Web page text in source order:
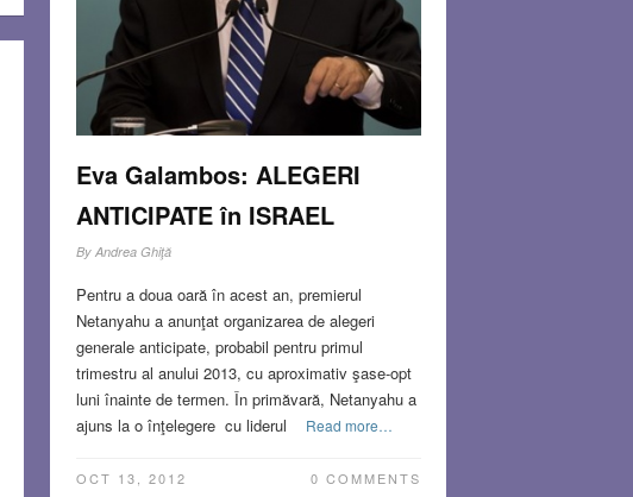
Eva Galambos: ALEGERI
ANTICIPATE în ISRAEL
By Andrea Ghiţă
Pentru a doua oară în acest an, premierul
Netanyahu a anunţat organizarea de alegeri
generale anticipate, probabil pentru primul
trimestru al anului 2013, cu aproximativ şase-opt
luni înainte de termen. În primăvară, Netanyahu a
ajuns la o înţelegere cu liderul
Read more…
OCT 13, 2012 0 COMMENTS